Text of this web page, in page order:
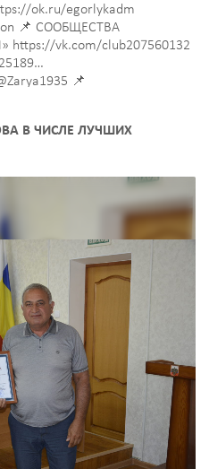
ok.ru/egorlykadm
📌 СООБЩЕСТВА
https://vk.com/club207560132
📌
group/59569135223022
https://vk.com/club51030314
УСЗН Администрации
vk.com/euszn 📌 ОФИЦИАЛЬНЫЕ
В ЧИСЛЕ ЛУЧШИХ